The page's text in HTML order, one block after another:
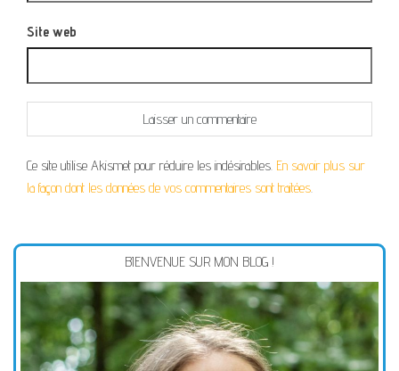
Site web
Ce site utilise Akismet pour réduire les indésirables. En savoir plus sur
la façon dont les données de vos commentaires sont traitées.
BIENVENUE SUR MON BLOG !